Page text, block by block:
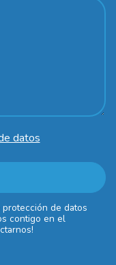
datos
de datos
contigo en el